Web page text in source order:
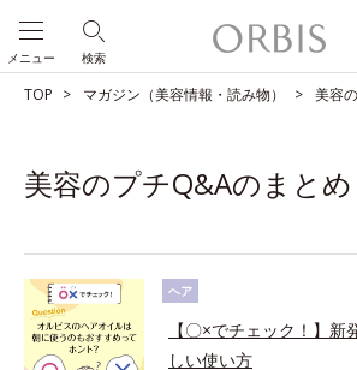
検索
メニュー
TOP マガジン（美容情報・読み物） 美容
美容のプチQ&Aのまとめ
ヘア
【〇×でチェック！】
しい使い方